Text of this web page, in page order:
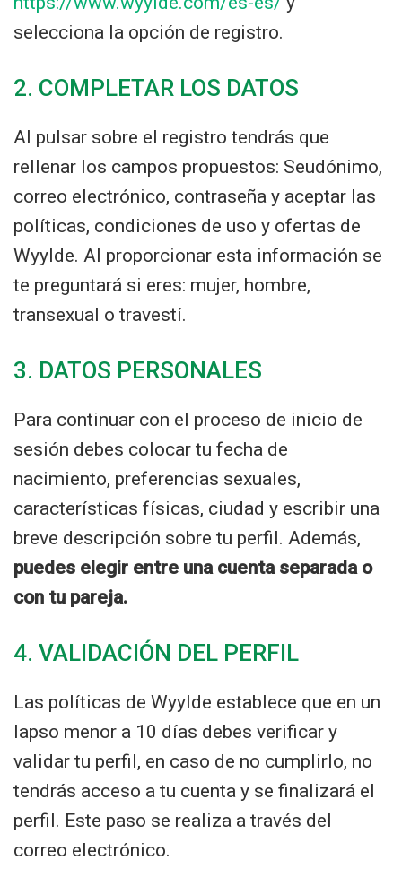
selecciona la opción de registro.
2. COMPLETAR LOS DATOS
Al pulsar sobre el registro tendrás que
rellenar los campos propuestos: Seudónimo,
correo electrónico, contraseña y aceptar las
políticas, condiciones de uso y ofertas de
Wyylde. Al proporcionar esta información se
te preguntará si eres: mujer, hombre,
transexual o travestí.
3. DATOS PERSONALES
Para continuar con el proceso de inicio de
sesión debes colocar tu fecha de
nacimiento, preferencias sexuales,
características físicas, ciudad y escribir una
breve descripción sobre tu perfil. Además,
puedes elegir entre una cuenta separada o
con tu pareja.
4. VALIDACIÓN DEL PERFIL
Las políticas de Wyylde establece que en un
lapso menor a 10 días debes verificar y
validar tu perfil, en caso de no cumplirlo, no
tendrás acceso a tu cuenta y se finalizará el
perfil. Este paso se realiza a través del
correo electrónico.